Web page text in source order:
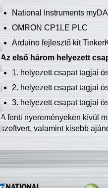
National Instruments
OMRON CP1LE PLC
Arduino fejlesztő kit
Az első három helyezett
1. helyezett csapat tagjai
2. helyezett csapat tagjai
3. helyezett csapat tagjai
A fenti nyereményeken kívül
szoftvert, valamint kisebb